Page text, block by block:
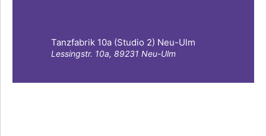
Tanzfabrik 10a (Studio 2) Neu-Ulm
Lessingstr. 10a, 89231 Neu-Ulm